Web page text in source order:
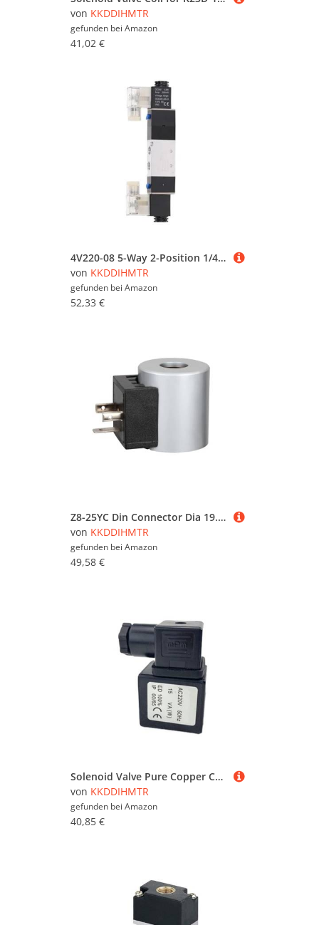
von KKDDIHMTR
gefunden bei Amazon
41,02 €
4V220-08 5-Way 2-Position 1/4" Pneumatic Solenoid Valve DC12V DC24V AC110V AC220V with 4mm 6mm 8mm 10mm 12mm Connector(With-4mm-Fitting,AC110V)(4v220-08,AC220V)
von KKDDIHMTR
gefunden bei Amazon
52,33 €
Z8-25YC Din Connector Dia 19.2mm DC 12V 24V 25N Force Hydraulic Solenoid Directional valves Solenoid Coil(OneColor)(DC12V)
von KKDDIHMTR
gefunden bei Amazon
49,58 €
Solenoid Valve Pure Copper Coil for Best-Nr.0200 1.6(AC220V)(Ac380v)
von KKDDIHMTR
gefunden bei Amazon
40,85 €